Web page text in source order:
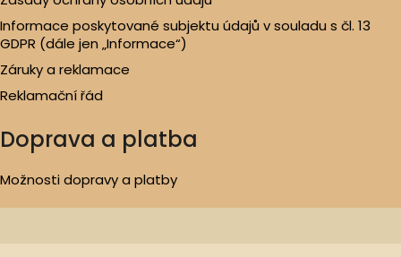
Informace poskytované subjektu údajů v souladu s čl. 13
GDPR (dále jen „Informace“)
Záruky a reklamace
Reklamační řád
Doprava a platba
Možnosti dopravy a platby